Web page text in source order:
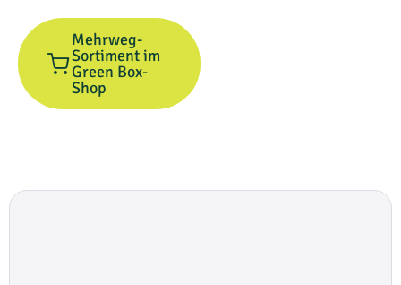
Mehrweg-
Sortiment im
Green Box-
Shop